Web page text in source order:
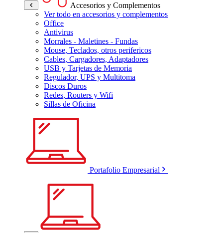
Accesorios y Complementos
Ver todo en accesorios y complementos
Office
Antivirus
Morrales - Maletines - Fundas
Mouse, Teclados, otros perifericos
Cables, Cargadores, Adaptadores
USB y Tarjetas de Memoria
Regulador, UPS y Multitoma
Discos Duros
Redes, Routers y Wifi
Sillas de Oficina
Portafolio Empresarial